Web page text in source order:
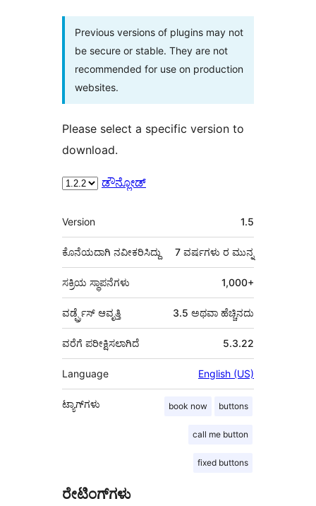
Previous versions of plugins may not
be secure or stable. They are not
recommended for use on production
websites.
Please select a specific version to
download.
ಡೌನ್ಲೋಡ್
ಮೆಟಾ
Version 1.5
ಕೊನೆಯದಾಗಿ ನವೀಕರಿಸಿದ್ದು 7 ವರ್ಷಗಳು ರ ಮುನ್ನ
ಸಕ್ರಿಯ ಸ್ಥಾಪನೆಗಳು 1,000+
ವರ್ಡ್ಪ್ರೆಸ್ ಆವೃತ್ತಿ 3.5 ಅಥವಾ ಹೆಚ್ಚಿನದು
5.3.22
ವರೆಗೆ ಪರೀಕ್ಷಿಸಲಾಗಿದೆ
Language English (US)
ಟ್ಯಾಗ್‌ಗಳು book now buttons
call me button
fixed buttons
ರೇಟಿಂಗ್‌ಗಳು